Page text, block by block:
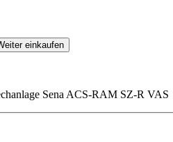
einkaufen
Sena ACS-RAM SZ-R VAS